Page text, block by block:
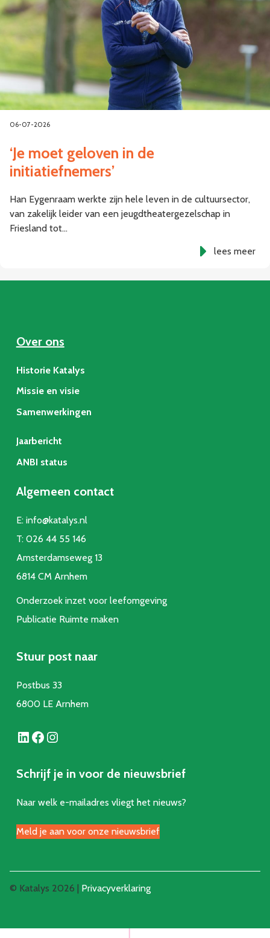
06-07-2026
‘Je moet geloven in de
initiatiefnemers’
Han Eygenraam werkte zijn hele leven in de cultuursector,
van zakelijk leider van een jeugdtheatergezelschap in
Friesland tot…
lees meer
Over ons
Historie Katalys
Missie en visie
Samenwerkingen
Jaarbericht
ANBI status
Algemeen contact
E: info@katalys.nl
T: 026 44 55 146
Amsterdamseweg 13
6814 CM Arnhem
Onderzoek inzet voor leefomgeving
Publicatie Ruimte maken
Stuur post naar
Postbus 33
6800 LE Arnhem
LinkedIn Facebook Instagram
Schrijf je in voor de nieuwsbrief
Naar welk e-mailadres vliegt het nieuws?
Meld je aan voor onze nieuwsbrief
© Katalys 2026 | Privacyverklaring